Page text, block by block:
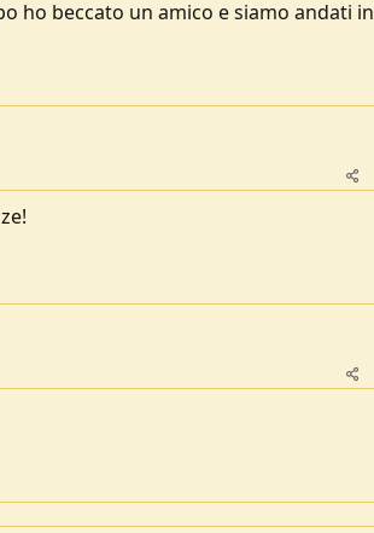
ho beccato un amico e siamo andati in